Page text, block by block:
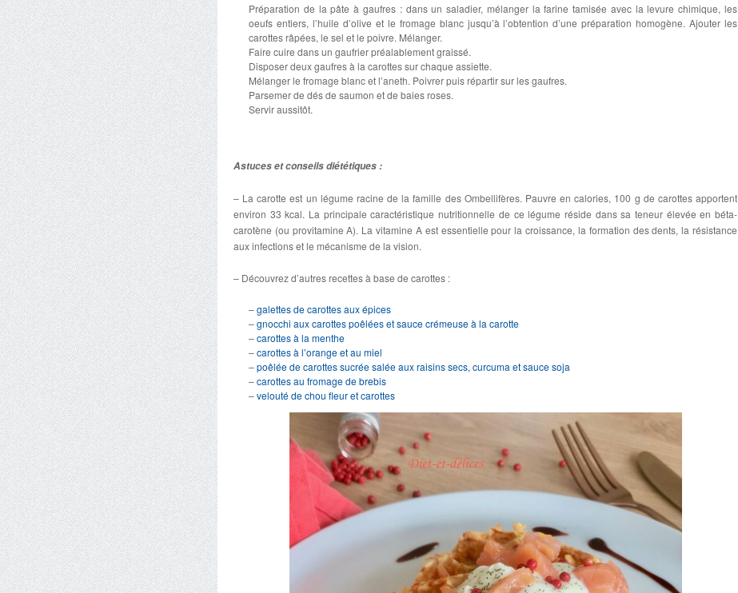
Préparation de la pâte à gaufres : dans un saladier, mélanger la farine tamisée avec la levure chimique, les
oeufs entiers, l’huile d’olive et le fromage blanc jusqu’à l’obtention d’une préparation homogène. Ajouter les
carottes râpées, le sel et le poivre. Mélanger.
Faire cuire dans un gaufrier préalablement graissé.
Disposer deux gaufres à la carottes sur chaque assiette.
Mélanger le fromage blanc et l’aneth. Poivrer puis répartir sur les gaufres.
Parsemer de dés de saumon et de baies roses.
Servir aussitôt.
Astuces et conseils diététiques :
– La carotte est un légume racine de la famille des Ombellifères. Pauvre en calories, 100 g de carottes apportent
environ 33 kcal. La principale caractéristique nutritionnelle de ce légume réside dans sa teneur élevée en béta-
carotène (ou provitamine A). La vitamine A est essentielle pour la croissance, la formation des dents, la résistance
aux infections et le mécanisme de la vision.
– Découvrez d’autres recettes à base de carottes :
–galettes de carottes aux épices
–gnocchi aux carottes poêlées et sauce crémeuse à la carotte
–carottes à la menthe
–carottes à l’orange et au miel
–poêlée de carottes sucrée salée aux raisins secs, curcuma et sauce soja
–carottes au fromage de brebis
–velouté de chou fleur et carottes